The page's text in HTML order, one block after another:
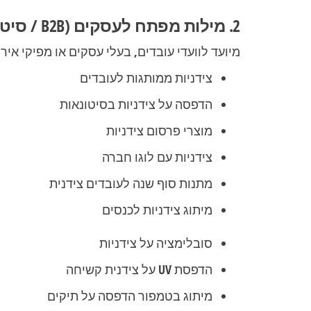
2. מילות מפתח לעסקים (B2B / סיטונאות)
מיועד לוועדי עובדים, בעלי עסקים או מפיקי
צידניות ממותגות לעובדים
הדפסה על צידניות בסיטונאות
מוצרי פרסום צידניות
צידניות עם לוגו חברה
מתנות סוף שנה לעובדים צידנית
מיתוג צידניות לכנסים
סובלימציה על צידניות
הדפסת UV על צידנית קשיחה
מיתוג בטמפור הדפסה על תיקים